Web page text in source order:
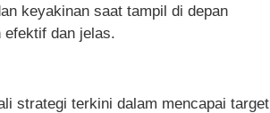
keyakinan saat tampil di depan
efektif dan jelas.
strategi terkini dalam mencapai target